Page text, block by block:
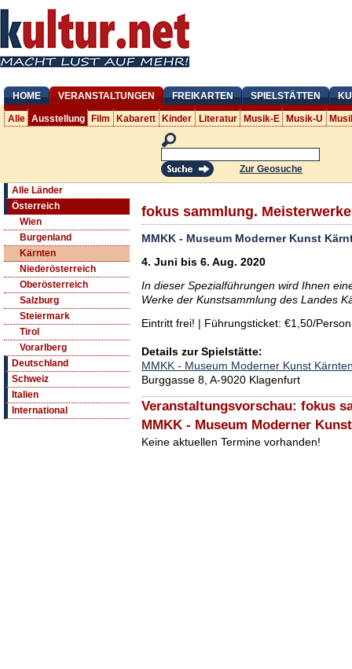
HOME VERANSTALTUNGEN FREIKARTEN SPIELSTÄTTEN
Alle Ausstellung Film Kabarett Kinder Literatur Musik-E Musik-U
Zur Geosuche
Alle Länder
Österreich
Wien
Burgenland
Kärnten
Niederösterreich
Oberösterreich
Salzburg
Steiermark
Tirol
Vorarlberg
Deutschland
Schweiz
Italien
International
fokus sammlung. Meisterwerke
MMKK - Museum Moderner Kunst
4. Juni bis 6. Aug. 2020
In dieser Spezialführungen wird Ihnen
Werke der Kunstsammlung des Landes
Eintritt frei! | Führungsticket: €1,50/Person
Details zur Spielstätte:
MMKK - Museum Moderner Kunst
Burggasse 8, A-9020 Klagenfurt
Veranstaltungsvorschau: fokus
MMKK - Museum Moderner
Keine aktuellen Termine vorhanden!